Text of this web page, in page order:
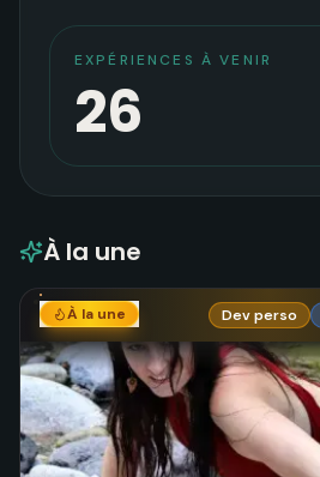
EXPÉRIENCES À VENIR
26
À la une
À la une Dev perso